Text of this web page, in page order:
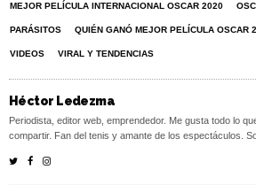
MEJOR PELÍCULA INTERNACIONAL OSCAR 2020
PARÁSITOS QUIÉN GANÓ MEJOR PELÍCULA OSCAR
VIDEOS VIRAL Y TENDENCIAS
Héctor Ledezma
Periodista, editor web, emprendedor. Me gusta todo lo
compartir. Fan del tenis y amante de los espectáculos.